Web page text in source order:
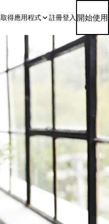
取得應用程式 註冊登入 開始使用